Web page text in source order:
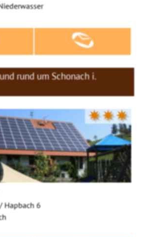
rund um Schonach i.
✷✷✷
Hapbach 6